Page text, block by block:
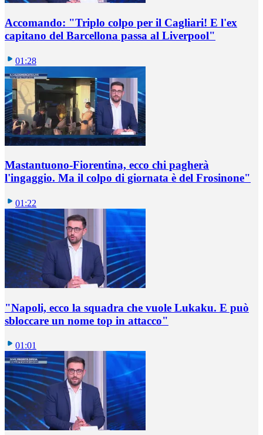
Accomando: "Triplo colpo per il Cagliari! E l'ex
capitano del Barcellona passa al Liverpool"
01:28
Mastantuono-Fiorentina, ecco chi pagherà
l'ingaggio. Ma il colpo di giornata è del Frosinone"
01:22
"Napoli, ecco la squadra che vuole Lukaku. E può
sbloccare un nome top in attacco"
01:01